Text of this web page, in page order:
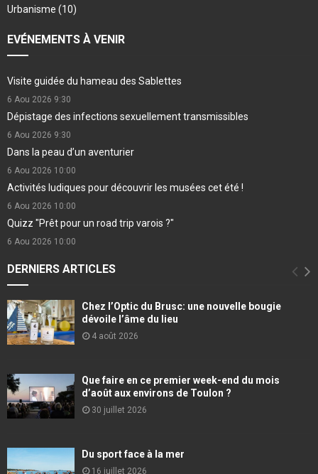
Urbanisme (10)
EVÉNEMENTS À VENIR
Visite guidée du hameau des Sablettes
6 Aou 2026 9:30
Dépistage des infections sexuellement transmissibles
6 Aou 2026 9:30
Dans la peau d’un aventurier
6 Aou 2026 10:00
Activités ludiques pour découvrir les musées cet été !
6 Aou 2026 10:00
Quizz "Prêt pour un road trip varois ?"
6 Aou 2026 10:00
DERNIERS ARTICLES
Chez l’Optic du Brusc: une nouvelle bougie
dévoile l’âme du lieu
4 août 2026
Que faire en ce premier week-end du mois
d’août aux environs de Toulon ?
30 juillet 2026
Du sport face à la mer
16 juillet 2026